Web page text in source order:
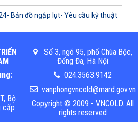
Bản đồ ngập lụt- Yêu cầu kỹ thuật
Bộ
cấp
Số 3, ngõ 95, phố Chùa Bộc,
Đống Đa, Hà Nội
024.3563.9142
vanphongvncold@mard.gov.vn
Copyright © 2009 - VNCOLD. All
rights reserved